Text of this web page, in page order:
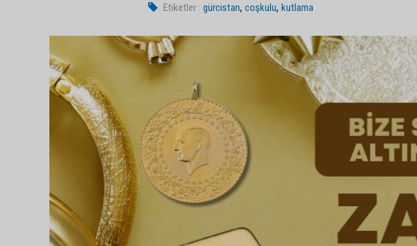
Etiketler : gürcistan,coşkulu,kutlama